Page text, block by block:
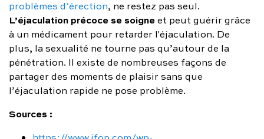
problèmes d’érection, ne restez pas seul.
L’éjaculation précoce se soigneet peut guérir grâce
à un médicament pour retarder l'éjaculation. De
plus, la sexualité ne tourne pas qu’autour de la
pénétration. Il existe de nombreuses façons de
partager des moments de plaisir sans que
l’éjaculation rapide ne pose problème.
Sources :